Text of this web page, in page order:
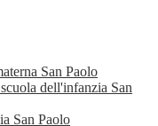
San Paolo
dell'infanzia San
San Paolo